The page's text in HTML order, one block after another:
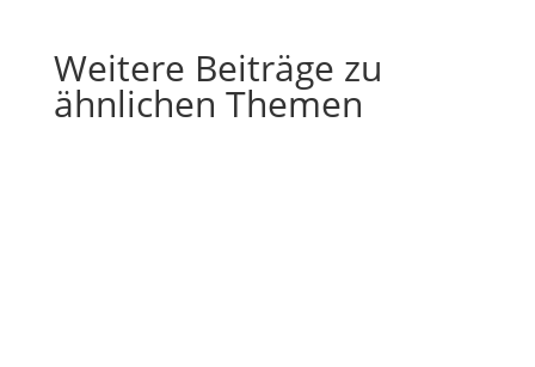
Weitere Beiträge zu
ähnlichen Themen